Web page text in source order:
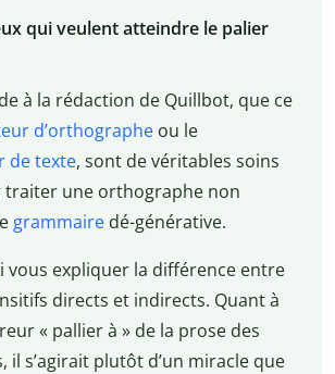
qui veulent atteindre le palier
à la rédaction de Quillbot, que ce
d’orthographeou le
de texte, sont de véritables soins
traiter une orthographe non
grammairedé-générative.
vous expliquer la différence entre
directs et indirects. Quant à
« pallier à » de la prose des
il s’agirait plutôt d’un miracle que